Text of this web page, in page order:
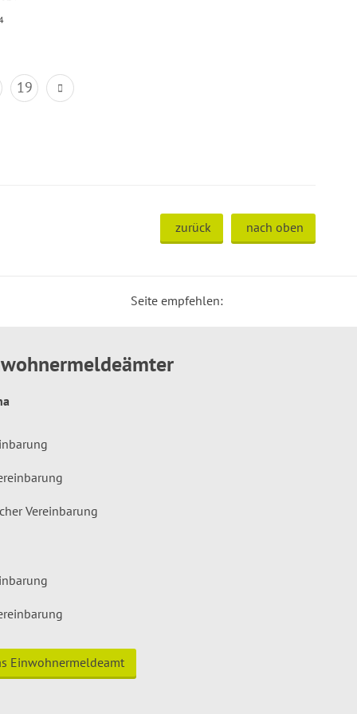
19
zurück nach oben
Seite empfehlen:
Vereinbarung
Einwohnermeldeamt